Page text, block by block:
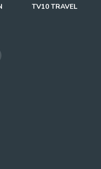
TV10 TRAVEL